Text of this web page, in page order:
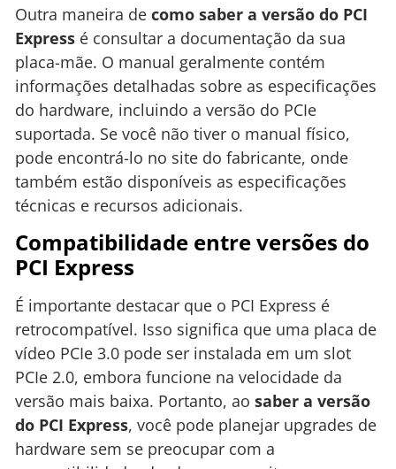
Outra maneira de como saber a versão do PCI
Express é consultar a documentação da sua
placa-mãe. O manual geralmente contém
informações detalhadas sobre as especificações
do hardware, incluindo a versão do PCIe
suportada. Se você não tiver o manual físico,
pode encontrá-lo no site do fabricante, onde
também estão disponíveis as especificações
técnicas e recursos adicionais.
Compatibilidade entre versões do
PCI Express
É importante destacar que o PCI Express é
retrocompatível. Isso significa que uma placa de
vídeo PCIe 3.0 pode ser instalada em um slot
PCIe 2.0, embora funcione na velocidade da
versão mais baixa. Portanto, ao saber a versão
do PCI Express, você pode planejar upgrades de
hardware sem se preocupar com a